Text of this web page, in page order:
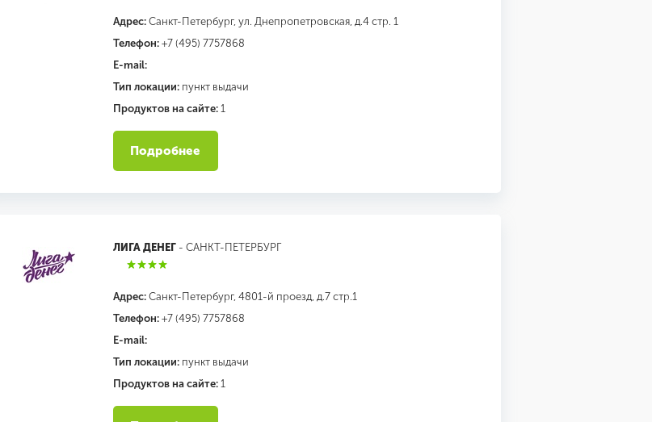
Адрес: Санкт-Петербург, ул. Днепропетровская, д.4 стр. 1
Телефон: +7 (495) 7757868
E-mail:
Тип локации: пункт выдачи
Продуктов на сайте: 1
Подробнее
ЛИГА ДЕНЕГ- САНКТ-ПЕТЕРБУРГ
Адрес: Санкт-Петербург, 4801-й проезд, д.7 стр.1
Телефон: +7 (495) 7757868
E-mail:
Тип локации: пункт выдачи
Продуктов на сайте: 1